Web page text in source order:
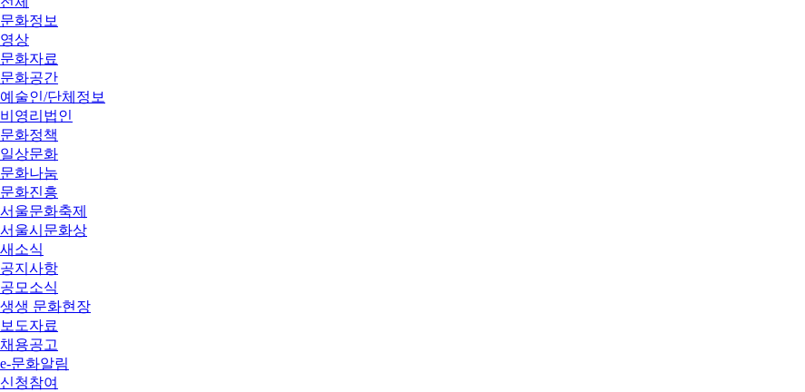
문화정보
영상
문화자료
문화공간
예술인/단체정보
비영리법인
문화정책
일상문화
문화나눔
문화진흥
서울문화축제
서울시문화상
새소식
공지사항
공모소식
생생 문화현장
보도자료
채용공고
e-문화알림
신청참여